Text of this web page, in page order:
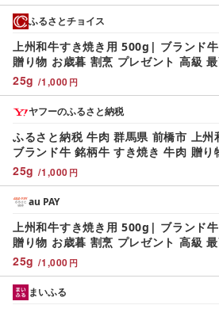
い 上州牛 群馬県 前橋市
25g /1,000 円
ふるさとチョイス
上州和牛すき焼き用 500g| ブランド
贈り物 お歳暮 割烹 プレゼント 高級
州牛 子ども 鍋 年越し 家族 集まり パ
コク 人気 高評価 超人気 赤身 脂 バラ
前橋市
25g /1,000 円
ヤフーのふるさと納税
ふるさと納税 牛肉 群馬県 前橋市 上
ブランド牛 銘柄牛 すき焼き 牛肉 贈り
ト 高級 最高級 家族 子ども 鍋 …
25g /1,000 円
au PAY
上州和牛すき焼き用 500g| ブランド
贈り物 お歳暮 割烹 プレゼント 高級
州牛 子ども 鍋 年越し 家族 集まり パ
コク 人気 高評価 超人気 赤身 脂 バラ
前橋市まいふる